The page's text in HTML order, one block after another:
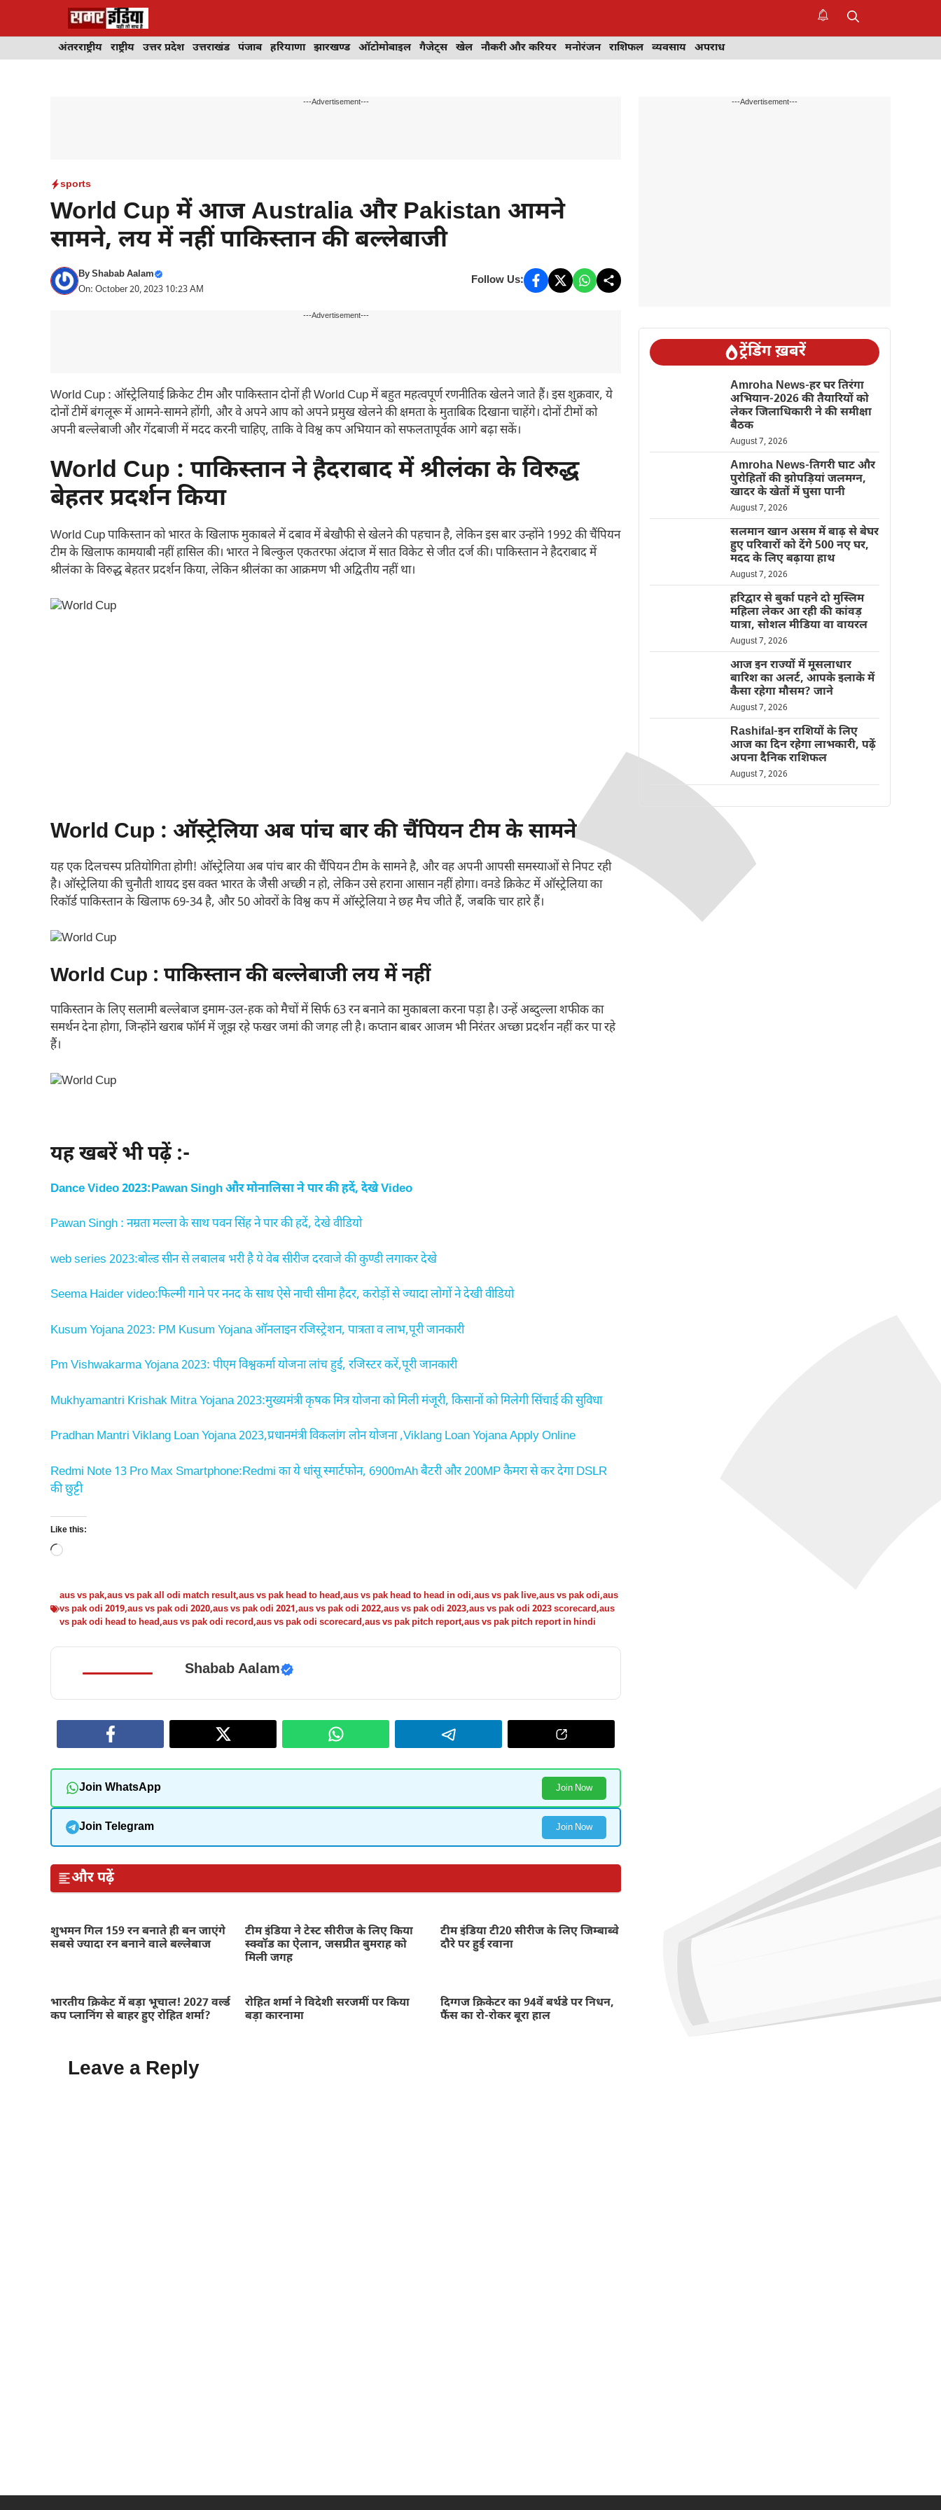
अंतरराष्ट्रीय राष्ट्रीय उत्तर प्रदेश उत्तराखंड पंजाब हरियाणा झारखण्ड ऑटोमोबाइल गैजेट्स खेल नौकरी और करियर मनोरंजन राशिफल व्यवसाय अपराध
---Advertisement---
sports
World Cup में आज Australia और Pakistan आमने
सामने, लय में नहीं पाकिस्तान की बल्लेबाजी
ByShabab Aalam
On: October 20, 2023 10:23 AM
Follow Us:
---Advertisement---
World Cup : ऑस्ट्रेलियाई क्रिकेट टीम और पाकिस्तान दोनों ही World Cup में बहुत महत्वपूर्ण रणनीतिक खेलने जाते हैं। इस शुक्रवार, ये
दोनों टीमें बंगलूरू में आमने-सामने होंगी, और वे अपने आप को अपने प्रमुख खेलने की क्षमता के मुताबिक दिखाना चाहेंगे। दोनों टीमों को
अपनी बल्लेबाजी और गेंदबाजी में मदद करनी चाहिए, ताकि वे विश्व कप अभियान को सफलतापूर्वक आगे बढ़ा सकें।
World Cup : पाकिस्तान ने हैदराबाद में श्रीलंका के विरुद्ध
बेहतर प्रदर्शन किया
World Cup पाकिस्तान को भारत के खिलाफ मुकाबले में दबाव में बेखौफी से खेलने की पहचान है, लेकिन इस बार उन्होंने 1992 की चैंपियन
टीम के खिलाफ कामयाबी नहीं हासिल की। भारत ने बिल्कुल एकतरफा अंदाज में सात विकेट से जीत दर्ज की। पाकिस्तान ने हैदराबाद में
श्रीलंका के विरुद्ध बेहतर प्रदर्शन किया, लेकिन श्रीलंका का आक्रमण भी अद्वितीय नहीं था।
World Cup : ऑस्ट्रेलिया अब पांच बार की चैंपियन टीम के सामने
यह एक दिलचस्प प्रतियोगिता होगी! ऑस्ट्रेलिया अब पांच बार की चैंपियन टीम के सामने है, और वह अपनी आपसी समस्याओं से निपट रही
है। ऑस्ट्रेलिया की चुनौती शायद इस वक्त भारत के जैसी अच्छी न हो, लेकिन उसे हराना आसान नहीं होगा। वनडे क्रिकेट में ऑस्ट्रेलिया का
रिकॉर्ड पाकिस्तान के खिलाफ 69-34 है, और 50 ओवरों के विश्व कप में ऑस्ट्रेलिया ने छह मैच जीते हैं, जबकि चार हारे हैं।
World Cup : पाकिस्तान की बल्लेबाजी लय में नहीं
पाकिस्तान के लिए सलामी बल्लेबाज इमाम-उल-हक को मैचों में सिर्फ 63 रन बनाने का मुकाबला करना पड़ा है। उन्हें अब्दुल्ला शफीक का
समर्थन देना होगा, जिन्होंने खराब फॉर्म में जूझ रहे फखर जमां की जगह ली है। कप्तान बाबर आजम भी निरंतर अच्छा प्रदर्शन नहीं कर पा रहे
हैं।
यह खबरें भी पढ़ें :-
Dance Video 2023:Pawan Singh और मोनालिसा ने पार की हदें, देखे Video
Pawan Singh : नम्रता मल्ला के साथ पवन सिंह ने पार की हदें, देखे वीडियो
web series 2023:बोल्ड सीन से लबालब भरी है ये वेब सीरीज दरवाजे की कुण्डी लगाकर देखे
Seema Haider video:फिल्मी गाने पर ननद के साथ ऐसे नाची सीमा हैदर, करोड़ों से ज्यादा लोगों ने देखी वीडियो
Kusum Yojana 2023: PM Kusum Yojana ऑनलाइन रजिस्ट्रेशन, पात्रता व लाभ,पूरी जानकारी
Pm Vishwakarma Yojana 2023: पीएम विश्वकर्मा योजना लांच हुई, रजिस्टर करें,पूरी जानकारी
Mukhyamantri Krishak Mitra Yojana 2023:मुख्यमंत्री कृषक मित्र योजना को मिली मंजूरी, किसानों को मिलेगी सिंचाई की सुविधा
Pradhan Mantri Viklang Loan Yojana 2023,प्रधानमंत्री विकलांग लोन योजना ,Viklang Loan Yojana Apply Online
Redmi Note 13 Pro Max Smartphone:Redmi का ये धांसू स्मार्टफोन, 6900mAh बैटरी और 200MP कैमरा से कर देगा DSLR
की छुट्टी
Like this:
Loading…
aus vs pak,aus vs pak all odi match result,aus vs pak head to head,aus vs pak head to head in odi,aus vs pak live,aus vs pak odi,aus
vs pak odi 2019,aus vs pak odi 2020,aus vs pak odi 2021,aus vs pak odi 2022,aus vs pak odi 2023,aus vs pak odi 2023 scorecard,aus
vs pak odi head to head,aus vs pak odi record,aus vs pak odi scorecard,aus vs pak pitch report,aus vs pak pitch report in hindi
Shabab Aalam
Join WhatsApp Join Now
Join Telegram Join Now
और पढ़ें
शुभमन गिल 159 रन बनाते ही बन जाएंगे
सबसे ज्यादा रन बनाने वाले बल्लेबाज
टीम इंडिया ने टेस्ट सीरीज के लिए किया
स्क्वॉड का ऐलान, जसप्रीत बुमराह को
मिली जगह
टीम इंडिया टी20 सीरीज के लिए जिम्बाब्वे
दौरे पर हुई रवाना
भारतीय क्रिकेट में बड़ा भूचाल! 2027 वर्ल्ड
कप प्लानिंग से बाहर हुए रोहित शर्मा?
रोहित शर्मा ने विदेशी सरजमीं पर किया
बड़ा कारनामा
दिग्गज क्रिकेटर का 94वें बर्थडे पर निधन,
फैंस का रो-रोकर बूरा हाल
Leave a Reply
---Advertisement---
ट्रेंडिंग ख़बरें
Amroha News-हर घर तिरंगा
अभियान-2026 की तैयारियों को
लेकर जिलाधिकारी ने की समीक्षा
बैठक
August 7, 2026
Amroha News-तिगरी घाट और
पुरोहितों की झोपड़ियां जलमग्न,
खादर के खेतों में घुसा पानी
August 7, 2026
सलमान खान असम में बाढ़ से बेघर
हुए परिवारों को देंगे 500 नए घर,
मदद के लिए बढ़ाया हाथ
August 7, 2026
हरिद्वार से बुर्का पहने दो मुस्लिम
महिला लेकर आ रही की कांवड़
यात्रा, सोशल मीडिया वा वायरल
August 7, 2026
आज इन राज्यों में मूसलाधार
बारिश का अलर्ट, आपके इलाके में
कैसा रहेगा मौसम? जाने
August 7, 2026
Rashifal-इन राशियों के लिए
आज का दिन रहेगा लाभकारी, पढ़ें
अपना दैनिक राशिफल
August 7, 2026